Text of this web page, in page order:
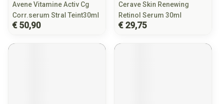
Avene Vitamine Activ Cg
Corr.serum Stral Teint30ml
€ 50,90
Cerave Skin Renewing
Retinol Serum 30ml
€ 29,75